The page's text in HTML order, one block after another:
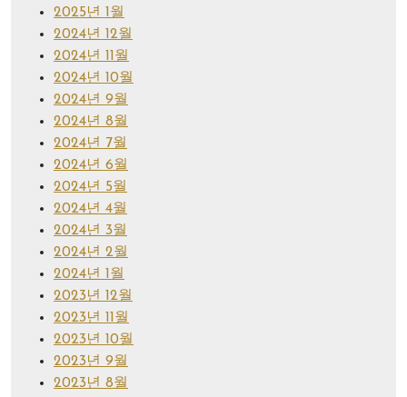
2025년 1월
2024년 12월
2024년 11월
2024년 10월
2024년 9월
2024년 8월
2024년 7월
2024년 6월
2024년 5월
2024년 4월
2024년 3월
2024년 2월
2024년 1월
2023년 12월
2023년 11월
2023년 10월
2023년 9월
2023년 8월